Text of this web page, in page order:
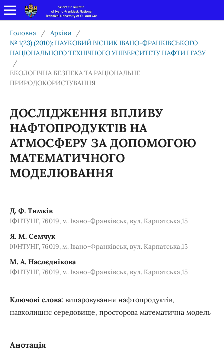
Головна / Архіви
/
№ 1(23) (2010): НАУКОВИЙ ВІСНИК ІВАНО-ФРАНКІВСЬКОГО
НАЦІОНАЛЬНОГО ТЕХНІЧНОГО УНІВЕРСИТЕТУ НАФТИ І ГАЗУ
/
ЕКОЛОГІЧНА БЕЗПЕКА ТА РАЦІОНАЛЬНЕ
ПРИРОДОКОРИСТУВАННЯ
ДОСЛІДЖЕННЯ ВПЛИВУ
НАФТОПРОДУКТІВ НА
АТМОСФЕРУ ЗА ДОПОМОГОЮ
МАТЕМАТИЧНОГО
МОДЕЛЮВАННЯ
Д. Ф. Тимків
ІФНТУНГ, 76019, м. Івано-Франківськ, вул. Карпатська,15
Я. М. Семчук
ІФНТУНГ, 76019, м. Івано-Франківськ, вул. Карпатська,15
М. А. Наслєднікова
ІФНТУНГ, 76019, м. Івано-Франківськ, вул. Карпатська,15
Ключові слова: випаровування нафтопродуктів,
навколишнє середовище, просторова математична модель
Анотація